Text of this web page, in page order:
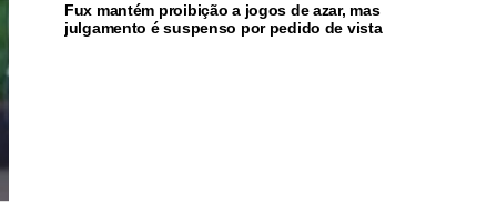
Fux mantém proibição a jogos de azar, mas
julgamento é suspenso por pedido de vista